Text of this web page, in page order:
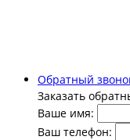
Обратный
Заказать
Ваше имя:
Ваш телефон: